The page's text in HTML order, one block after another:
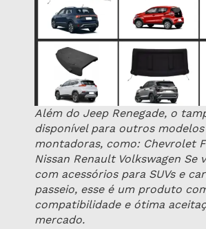
Além do Jeep Renegade, o
disponível para outros
montadoras, como: Chevrolet
Nissan Renault Volkswagen Se
com acessórios para SUVs e
passeio, esse é um produto
compatibilidade e ótima
mercado.